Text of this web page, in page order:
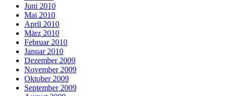
Juni 2010
Mai 2010
April 2010
März 2010
Februar 2010
Januar 2010
Dezember 2009
November 2009
Oktober 2009
September 2009